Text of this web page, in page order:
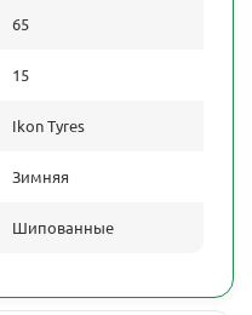
65
15
Ikon Tyres
Зимняя
Шипованные